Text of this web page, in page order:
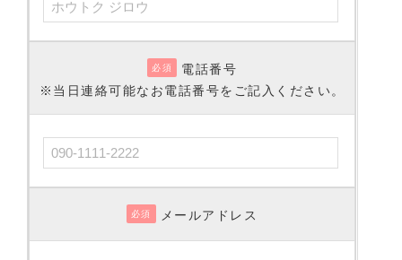
必須
電話番号
※当日連絡可能なお電話番号をご記入ください。
必須 メールアドレス